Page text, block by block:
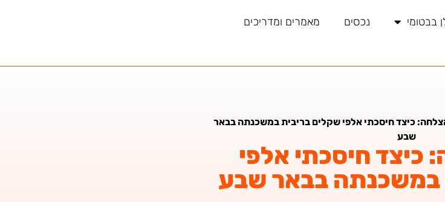
בבטומי נכסים מאמרים ומדריכים
כיצד חיסכתי אלפי שקלים בריבית במשכנתה בבאר
שבע
כיצד חיסכתי אלפי
במשכנתה בבאר שבע